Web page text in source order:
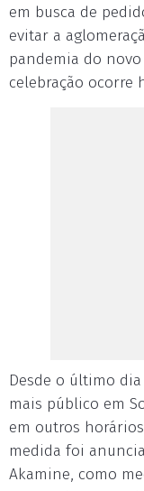
em busca de
evitar a
pandemia do
celebração ocorre
Desde o último
mais público em
em outros
medida foi
Akamine, como